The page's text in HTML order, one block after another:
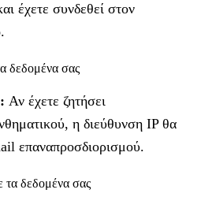
έχετε συνδεθεί στον
δεδομένα σας
Αν έχετε ζητήσει
η διεύθυνση IP θα
επαναπροσδιορισμού.
τα δεδομένα σας